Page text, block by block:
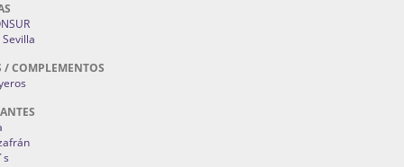
/ COMPLEMENTOS